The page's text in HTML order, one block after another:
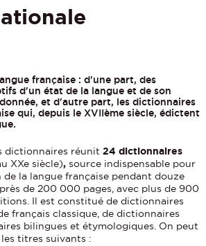
française : d'une part, des
d'un état de la langue et de son
et d'autre part, les dictionnaires
qui, depuis le XVIIème siècle, édictent
dictionnaires réunit24 dictionnaires
XXe siècle),source indispensable pour
de la langue française pendant douze
de 200 000 pages, avec plus de 900
Il est constitué de dictionnaires
français classique, de dictionnaires
bilingues et étymologiques. On peut
titres suivants :